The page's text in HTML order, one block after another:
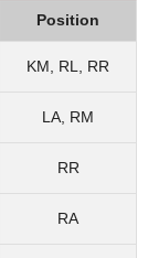
Position
KM, RL, RR
LA, RM
RR
RA